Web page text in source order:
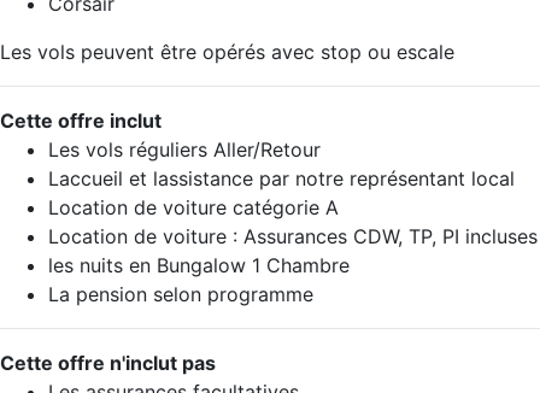
Les vols peuvent être opérés avec stop ou escale
Cette offre inclut
Les vols réguliers Aller/Retour
Laccueil et lassistance par notre représentant local
Location de voiture catégorie A
Location de voiture : Assurances CDW, TP, PI incluses
les nuits en Bungalow 1 Chambre
La pension selon programme
Cette offre n'inclut pas